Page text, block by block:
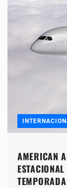
AMERICAN